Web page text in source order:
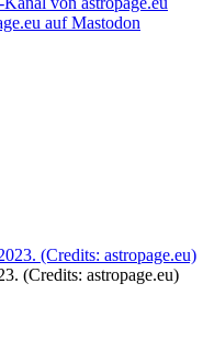
(Credits: astropage.eu)